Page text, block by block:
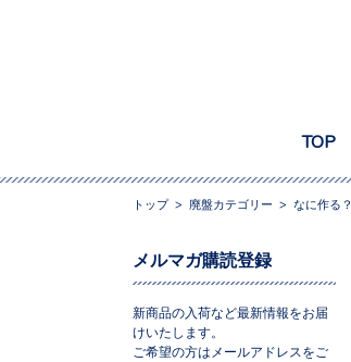
TOP
トップ> 廃盤カテゴリー > なに作る？
メルマガ購読登録
新商品の入荷など最新情報をお届
けいたします。
ご希望の方はメールアドレスをご